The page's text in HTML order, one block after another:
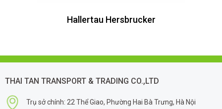
Hallertau Hersbrucker
THAI TAN TRANSPORT & TRADING CO.,LTD
Trụ sở chính: 22 Thể Giao, Phường Hai Bà Trưng, Hà Nội